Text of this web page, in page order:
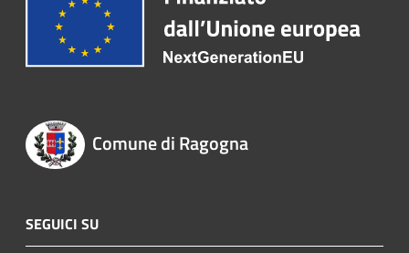
Comune di Ragogna
SEGUICI SU